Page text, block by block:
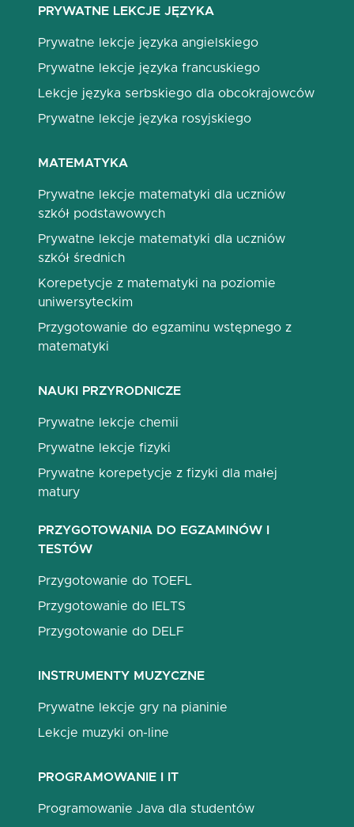
PRYWATNE LEKCJE JĘZYKA
Prywatne lekcje języka angielskiego
Prywatne lekcje języka francuskiego
Lekcje języka serbskiego dla obcokrajowców
Prywatne lekcje języka rosyjskiego
MATEMATYKA
Prywatne lekcje matematyki dla uczniów
szkół podstawowych
Prywatne lekcje matematyki dla uczniów
szkół średnich
Korepetycje z matematyki na poziomie
uniwersyteckim
Przygotowanie do egzaminu wstępnego z
matematyki
NAUKI PRZYRODNICZE
Prywatne lekcje chemii
Prywatne lekcje fizyki
Prywatne korepetycje z fizyki dla małej
matury
PRZYGOTOWANIA DO EGZAMINÓW I
TESTÓW
Przygotowanie do TOEFL
Przygotowanie do IELTS
Przygotowanie do DELF
INSTRUMENTY MUZYCZNE
Prywatne lekcje gry na pianinie
Lekcje muzyki on-line
PROGRAMOWANIE I IT
Programowanie Java dla studentów